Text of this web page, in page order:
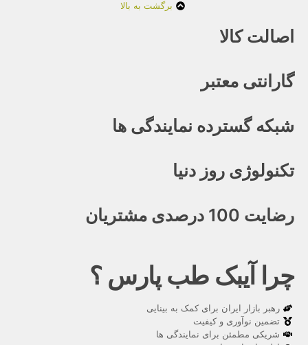
برگشت به بالا
اصالت کالا
گارانتی معتبر
شبکه گسترده نمایندگی ها
تکنولوژی روز دنیا
رضایت 100 درصدی مشتریان
چرا آیبک طب پارس ؟
رهبر بازار ایران برای کمک به بینایی
تضمین نوآوری و کیفیت
شریکی مطمئن برای نمایندگی ها